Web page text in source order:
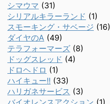
シマウマ (31)
シリアルキラーランド (1)
スモーキング・サベージ (16)
ダイヤのA (49)
テラフォーマーズ (8)
ドッグスレッド (4)
ドロヘドロ (1)
ハイキュー!! (33)
ハリガネサービス (3)
バイオレンスアクション (1)